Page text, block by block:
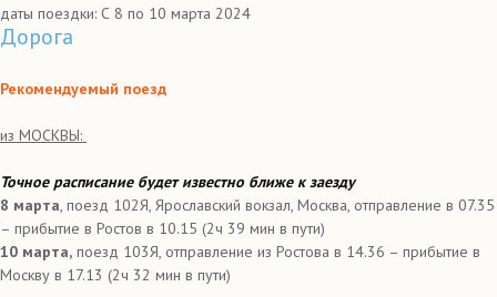
даты поездки: С 8 по 10 марта 2024
Дорога
Рекомендуемый поезд
из МОСКВЫ:
Точное расписание будет известно ближе к заезду
8 марта, поезд 102Я, Ярославский вокзал, Москва, отправление в 07.35
– прибытие в Ростов в 10.15 (2ч 39 мин в пути)
10 марта, поезд 103Я, отправление из Ростова в 14.36 – прибытие в
Москву в 17.13 (2ч 32 мин в пути)